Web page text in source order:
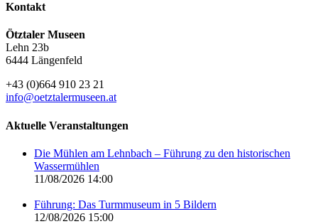
Kontakt
Ötztaler Museen
Lehn 23b
6444 Längenfeld
+43 (0)664 910 23 21
info@oetztalermuseen.at
Aktuelle Veranstaltungen
Die Mühlen am Lehnbach – Führung zu den historischen
Wassermühlen
11/08/2026 14:00
Führung: Das Turmmuseum in 5 Bildern
12/08/2026 15:00